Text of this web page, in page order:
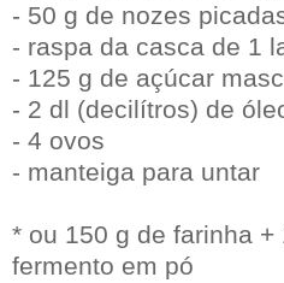
- 50 g de nozes
- raspa da casca de 1
- 125 g de açúcar
- 2 dl (decilítros) de
- 4 ovos
- manteiga para untar
* ou 150 g de farinha +
fermento em pó